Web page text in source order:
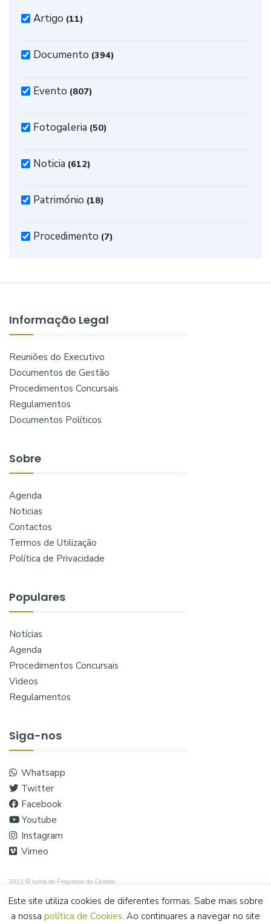
Artigo (11)
Documento (394)
Evento (807)
Fotogaleria (50)
Noticia (612)
Património (18)
Procedimento (7)
Informação Legal
Reuniões do Executivo
Documentos de Gestão
Procedimentos Concursais
Regulamentos
Documentos Políticos
Sobre
Agenda
Noticias
Contactos
Termos de Utilização
Política de Privacidade
Populares
Notícias
Agenda
Procedimentos Concursais
Videos
Regulamentos
Siga-nos
Whatsapp
Twitter
Facebook
Youtube
Instagram
Vimeo
2021 © Junta de Freguesia do Castelo.
Este site utiliza cookies de diferentes formas. Sabe mais sobre
a nossa política de Cookies. Ao continuares a navegar no site